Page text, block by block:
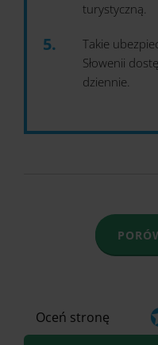
turystyczną.
Takie
Słowenii
dziennie.
Oceń stronę